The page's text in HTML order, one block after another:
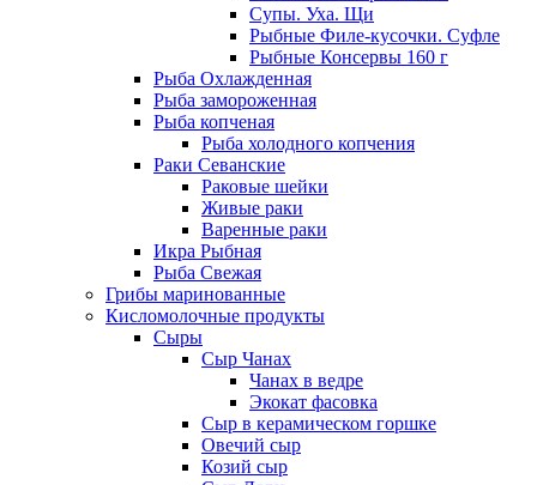
Супы. Уха. Щи
Рыбные Филе-кусочки. Суфле
Рыбные Консервы 160 г
Рыба Охлажденная
Рыба замороженная
Рыба копченая
Рыба холодного копчения
Раки Севанские
Раковые шейки
Живые раки
Варенные раки
Икра Рыбная
Рыба Свежая
Грибы маринованные
Кисломолочные продукты
Сыры
Сыр Чанах
Чанах в ведре
Экокат фасовка
Сыр в керамическом горшке
Овечий сыр
Козий сыр